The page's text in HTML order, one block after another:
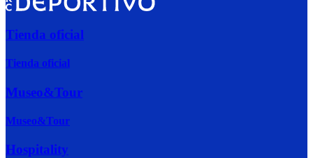
Tienda oficial
Tienda oficial
Museo&Tour
Museo&Tour
Hospitality